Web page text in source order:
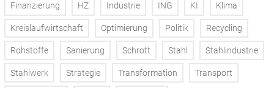
Finanzierung HZ Industrie ING KI Klima
Kreislaufwirtschaft Optimierung Politik Recycling
Rohstoffe Sanierung Schrott Stahl Stahlindustrie
Stahlwerk Strategie Transformation Transport